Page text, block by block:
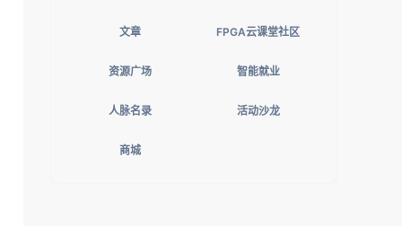
文章 FPGA云课堂社区
资源广场 智能就业
人脉名录 活动沙龙
商城